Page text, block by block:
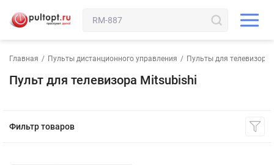
Главная / Пульты дистанционного управления / Пульты для телевизора
Пульт для телевизора Mitsubishi
Фильтр товаров